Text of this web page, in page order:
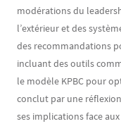
modérations du
l’extérieur et des
des recommandations
incluant des outils
le modèle KPBC pour
conclut par une
ses implications face